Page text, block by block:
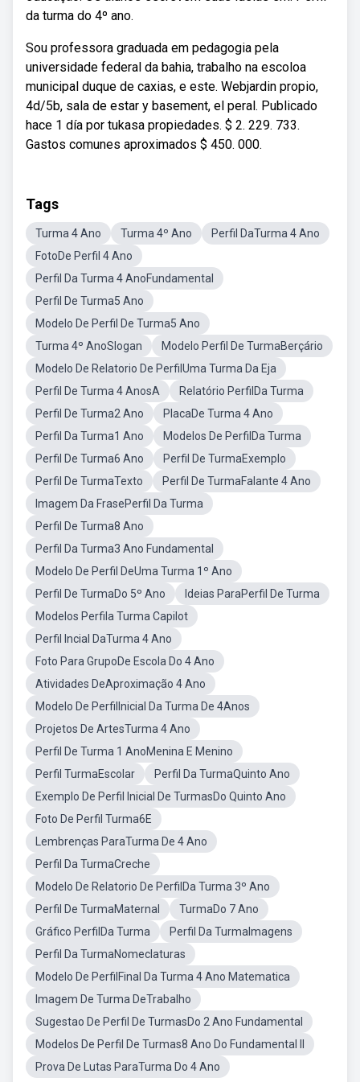
da turma do 4º ano.
Sou professora graduada em pedagogia pela
universidade federal da bahia, trabalho na escoloa
municipal duque de caxias, e este. Webjardin propio,
4d/5b, sala de estar y basement, el peral. Publicado
hace 1 día por tukasa propiedades. $ 2. 229. 733.
Gastos comunes aproximados $ 450. 000.
Tags
Turma 4 Ano Turma 4º Ano
Perfil DaTurma 4 Ano
FotoDe Perfil 4 Ano
Perfil Da Turma 4 AnoFundamental
Perfil De Turma5 Ano
Modelo De Perfil De Turma5 Ano
Turma 4º AnoSlogan
Modelo Perfil De TurmaBerçário
Modelo De Relatorio De PerfilUma Turma Da Eja
Perfil De Turma 4 AnosA
Relatório PerfilDa Turma
Perfil De Turma2 Ano
PlacaDe Turma 4 Ano
Perfil Da Turma1 Ano
Modelos De PerfilDa Turma
Perfil De Turma6 Ano
Perfil De TurmaExemplo
Perfil De TurmaTexto
Perfil De TurmaFalante 4 Ano
Imagem Da FrasePerfil Da Turma
Perfil De Turma8 Ano
Perfil Da Turma3 Ano Fundamental
Modelo De Perfil DeUma Turma 1º Ano
Perfil De TurmaDo 5º Ano
Ideias ParaPerfil De Turma
Modelos Perfila Turma Capilot
Perfil Incial DaTurma 4 Ano
Foto Para GrupoDe Escola Do 4 Ano
Atividades DeAproximação 4 Ano
Modelo De PerfilInicial Da Turma De 4Anos
Projetos De ArtesTurma 4 Ano
Perfil De Turma 1 AnoMenina E Menino
Perfil TurmaEscolar
Perfil Da TurmaQuinto Ano
Exemplo De Perfil Inicial De TurmasDo Quinto Ano
Foto De Perfil Turma6E
Lembrenças ParaTurma De 4 Ano
Perfil Da TurmaCreche
Modelo De Relatorio De PerfilDa Turma 3º Ano
Perfil De TurmaMaternal
TurmaDo 7 Ano
Gráfico PerfilDa Turma
Perfil Da TurmaImagens
Perfil Da TurmaNomeclaturas
Modelo De PerfilFinal Da Turma 4 Ano Matematica
Imagem De Turma DeTrabalho
Sugestao De Perfil De TurmasDo 2 Ano Fundamental
Modelos De Perfil De Turmas8 Ano Do Fundamental II
Prova De Lutas ParaTurma Do 4 Ano